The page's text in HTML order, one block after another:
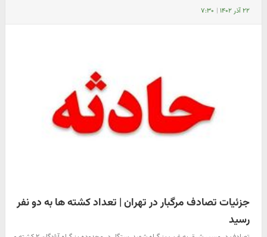
۲۲ آذر ۱۴۰۲ | ۷:۳۰
جزئیات تصادف مرگبار در تهران | تعداد کشته ها به دو نفر
رسید